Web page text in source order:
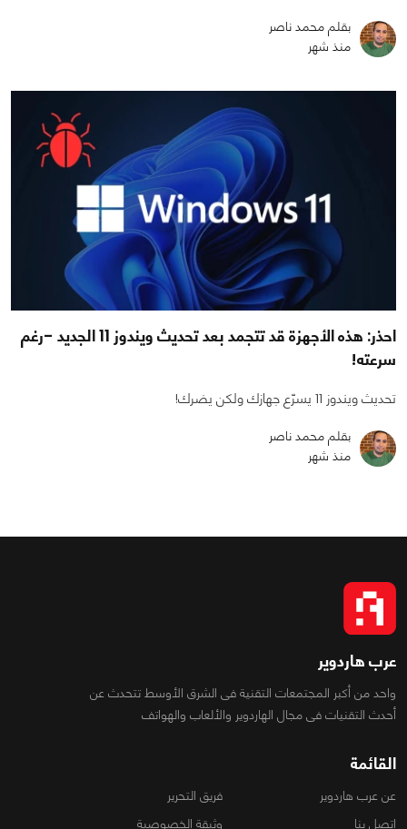
بقلم محمد ناصر
منذ شهر
احذر: هذه الأجهزة قد تتجمد بعد تحديث ويندوز 11 الجديد -رغم
سرعته!
تحديث ويندوز 11 يسرّع جهازك ولكن يضرك!
بقلم محمد ناصر
منذ شهر
عرب هاردوير
واحد من أكبر المجتمعات التقنية فى الشرق الأوسط تتحدث عن
أحدث التقنيات فى مجال الهاردوير والألعاب والهواتف
القائمة
عن عرب هاردوير
فريق التحرير
اتصل بنا
وثيقة الخصوصية